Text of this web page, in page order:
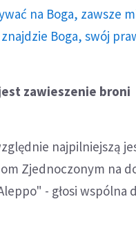
na Boga, zawsze
Boga, swój
zawieszenie broni
najpilniejszą
Zjednoczonym na
- głosi wspólna